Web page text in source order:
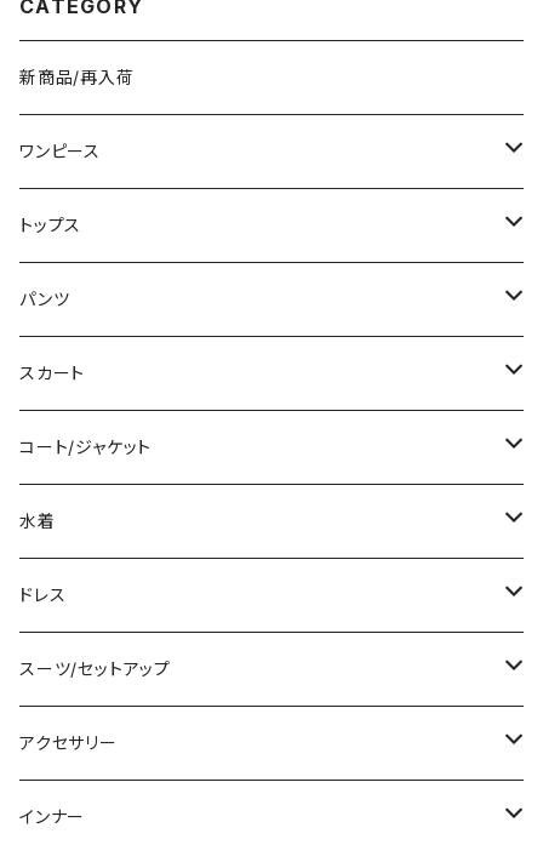
ク 学校 カレッジコーデ カジュ
CATEGORY
新商品/再入荷
ワンピース
ミニ/ショート
ミディアム/ミモレ
ロング/マキシ
袖付き
ノースリーブ
その他
チュニック
トップス
Tシャツ/カットソー
タンクトップ/キャミソール
シャツ/ブラウス
ベアトップ/チューブトップ
カーディガン/ボレロ
ニット/セーター
パーカー
スウェット/トレーナー
パンツ
ショート丈
クロップド丈
ロング丈
デニム
レギンス
その他
オールインワン
スカート
ミニ/ショート
ミディアム/ミモレ
ロング
その他
コート/ジャケット
コート
ジャケット
その他
水着
タンキニ
バンドゥビキニ
ワンピース
ラッシュガード
ドレス
ミニ/ショート
ミディアム/ミモレ
ロング/マキシ
スーツ/セットアップ
パンツスーツ
スカートスーツ
アクセサリー
ネックレス
インナー